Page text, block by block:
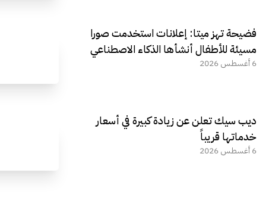
فضيحة تهز ميتا: إعلانات استخدمت صورا
مسيئة للأطفال أنشأها الذكاء الاصطناعي
6 أغسطس 2026
ديب سيك تعلن عن زيادة كبيرة في أسعار
خدماتها قريباً
6 أغسطس 2026